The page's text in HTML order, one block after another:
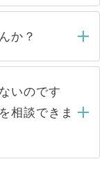
のある医療機
が殺到する場
合った人材の
ケースが増え
一切ありませ
定をいただい
ん。内定先へ
トナーが行い
か？
ありませんの
トからの登録
個人情報は、
び転職活動の
。お預かりし
ご本人の許可
いのです
相談できま